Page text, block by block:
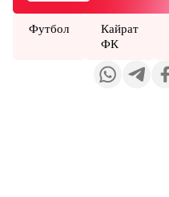
Футбол
Кайрат
ФК